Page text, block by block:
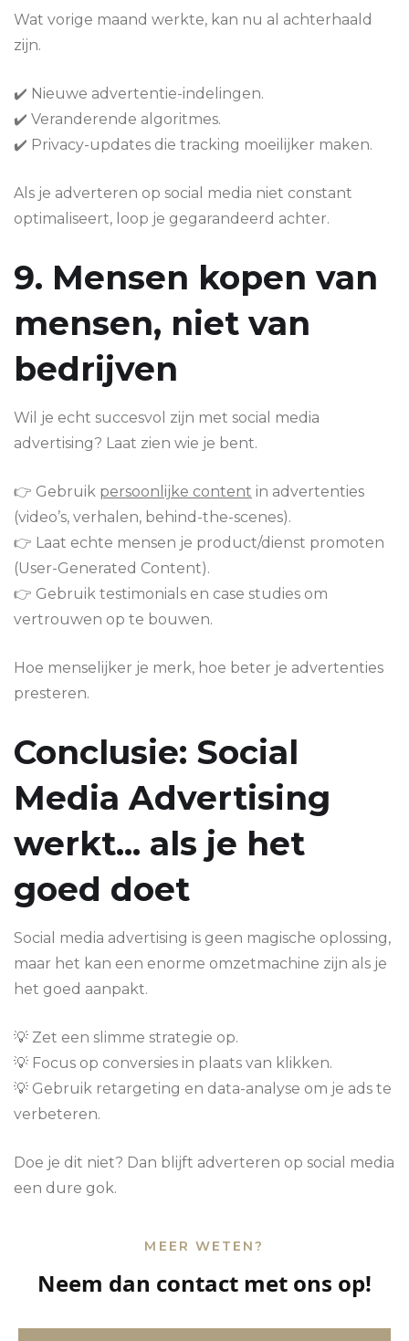
Wat vorige maand werkte, kan nu al achterhaald
zijn.
✔️ Nieuwe advertentie-indelingen.
✔️ Veranderende algoritmes.
✔️ Privacy-updates die tracking moeilijker maken.
Als je adverteren op social media niet constant
optimaliseert, loop je gegarandeerd achter.
9. Mensen kopen van
mensen, niet van
bedrijven
Wil je echt succesvol zijn met social media
advertising? Laat zien wie je bent.
👉 Gebruik persoonlijke content in advertenties
(video’s, verhalen, behind-the-scenes).
👉 Laat echte mensen je product/dienst promoten
(User-Generated Content).
👉 Gebruik testimonials en case studies om
vertrouwen op te bouwen.
Hoe menselijker je merk, hoe beter je advertenties
presteren.
Conclusie: Social
Media Advertising
werkt... als je het
goed doet
Social media advertising is geen magische oplossing,
maar het kan een enorme omzetmachine zijn als je
het goed aanpakt.
💡 Zet een slimme strategie op.
💡 Focus op conversies in plaats van klikken.
💡 Gebruik retargeting en data-analyse om je ads te
verbeteren.
Doe je dit niet? Dan blijft adverteren op social media
een dure gok.
MEER WETEN?
Neem dan contact met ons op!